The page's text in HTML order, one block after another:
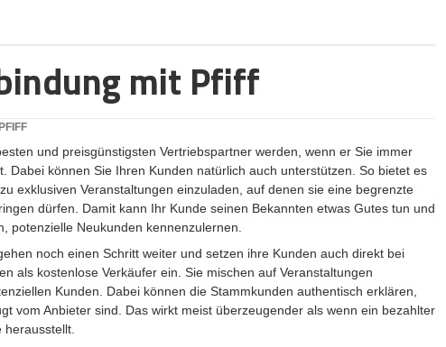
dem Markt letztlich auch der Gewinnoptimierung.
Produkts oder der Dienstleistung lässt sich dabei aber nicht nur über ein
auch über die Persönlichkeit und einen bestimmten,
So bringt die Münchner Trainerin und Diplom-Informatikerin Claudia
und Seminaren den Teilnehmern das Jonglieren bei – „vermutlich bin
die Einzige“. Das Jonglieren mit zwei Bällen könne jeder in nur
was im ersten Moment kaum einer glauben mag. „Die Teilnehmer schaffen
nicht für möglich gehalten haben“, sagt Kimich. Das setzt Kräfte frei,
selbst.
mit Pfiff
und preisgünstigsten Vertriebspartner werden, wenn er Sie immer
Dabei können Sie Ihren Kunden natürlich auch unterstützen. So bietet es
exklusiven Veranstaltungen einzuladen, auf denen sie eine begrenzte
dürfen. Damit kann Ihr Kunde seinen Bekannten etwas Gutes tun und
potenzielle Neukunden kennenzulernen.
noch einen Schritt weiter und setzen ihre Kunden auch direkt bei
als kostenlose Verkäufer ein. Sie mischen auf Veranstaltungen
Kunden. Dabei können die Stammkunden authentisch erklären,
vom Anbieter sind. Das wirkt meist überzeugender als wenn ein bezahlter
herausstellt.